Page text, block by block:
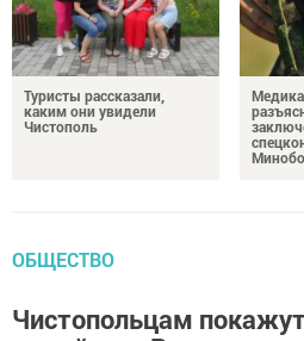
Туристы рассказали,
каким они увидели
Чистополь
ОБЩЕСТВО
Чистопольцам